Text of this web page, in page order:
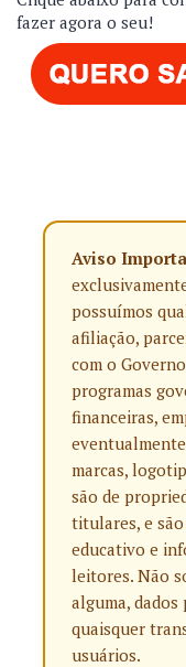
fazer agora o seu!
Aviso
possuímos
afiliação,
com o
programas
financeiras,
marcas,
são de
titulares, e
educativo e
leitores. Não
alguma, dados
quaisquer
usuários.